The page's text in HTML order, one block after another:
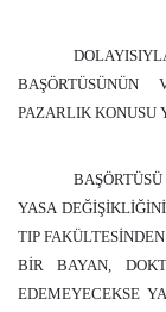
PAZARLIK KONUSU
YASA
TIP
BİR BAYAN,
EDEMEYECEKSE